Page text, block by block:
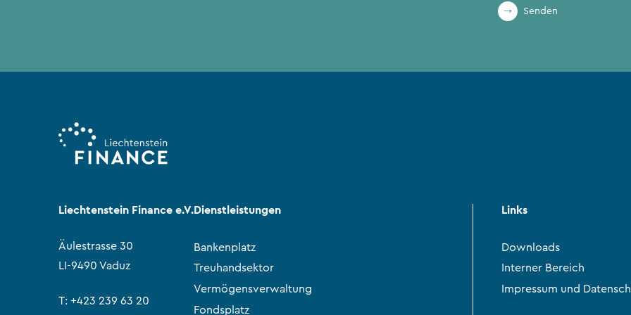
Senden
Liechtenstein Finance e.V.
Äulestrasse 30
LI-9490 Vaduz
T:+423 239 63 20
Dienstleistungen
Bankenplatz
Treuhandsektor
Vermögensverwaltung
Fondsplatz
Links
Downloads
Interner Bereich
Impressum und